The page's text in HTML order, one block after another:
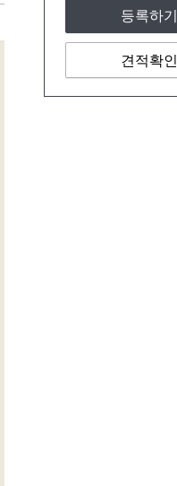
등록하기
견적확인